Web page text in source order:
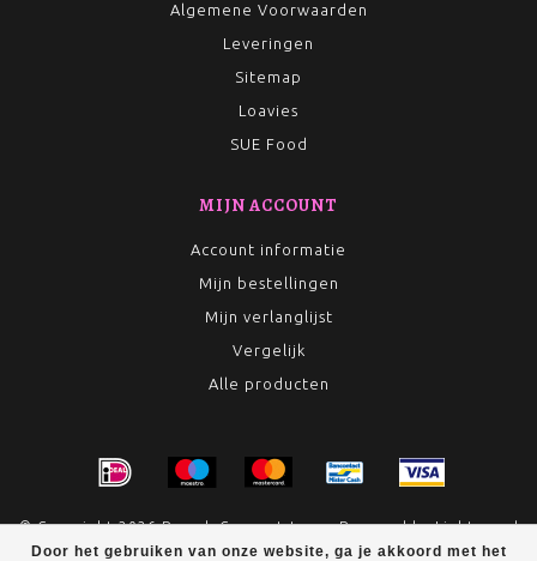
Door het gebruiken van onze website, ga je akkoord met het
Algemene Voorwaarden
Leveringen
Sitemap
Loavies
SUE Food
MIJN ACCOUNT
Account informatie
Mijn bestellingen
Mijn verlanglijst
Vergelijk
Alle producten
© Copyright 2026 Rumah Conceptstore - Powered byLightspeed
- Theme by Dyvelopment